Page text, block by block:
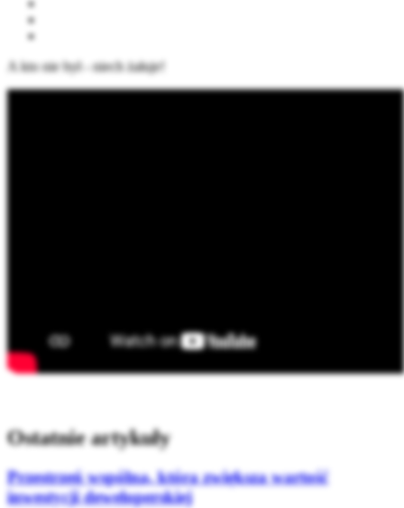
A kto nie był - niech żałuje!
Ostatnie artykuły
Przestrzeń wspólna, która zwiększa wartość
inwestycji deweloperskiej